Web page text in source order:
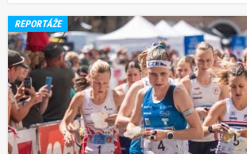
REPORTÁŽE